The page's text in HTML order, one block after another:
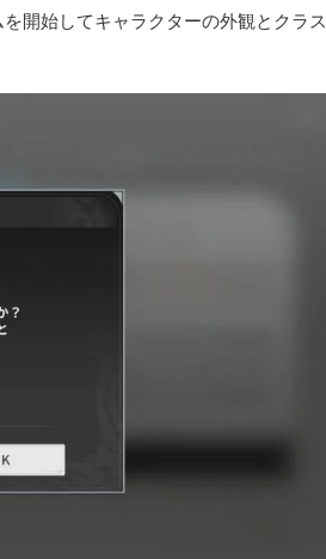
開始してキャラクターの外観とクラス